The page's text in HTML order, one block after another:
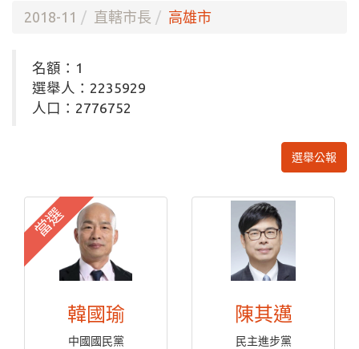
2018-11 直轄市長 高雄市
名額：1
選舉人：2235929
人口：2776752
選舉公報
當選
韓國瑜
中國國民黨
陳其邁
民主進步黨